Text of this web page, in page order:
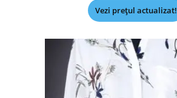
Vezi prețul actualizat!